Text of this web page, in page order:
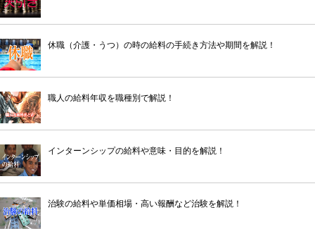
休職（介護・うつ）の時の給料の手続き方法や期間を解説！
職人の給料年収を職種別で解説！
インターンシップの給料や意味・目的を解説！
治験の給料や単価相場・高い報酬など治験を解説！